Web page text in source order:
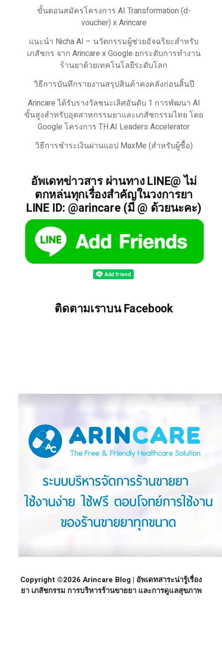
ขั้นตอนสมัครโครงการ AI Transformation (d-
voucher) x Arincare
แนะนำ Nicha AI – นวัตกรรมผู้ช่วยอัจฉริยะสำหรับ
เภสัชกร จาก Arincare x Google ยกระดับการทำงาน
ร้านยาด้วยเทคโนโลยีระดับโลก
วิธีการบันทึกรายงานสรุปสินค้าคงคลังก่อนสิ้นปี
Arincare ได้รับรางวัลชนะเลิศอันดับ 1 การพัฒนา AI
ขั้นสูงสำหรับอุตสาหกรรมยาและเภสัชกรรมไทย โดย
Google โครงการ TH.AI Leaders Accelerator
วิธีการชำระเงินผ่านแอป MaxMe (สำหรับผู้ซื้อ)
อัพเดทข่าวสาร ผ่านทาง LINE@ ไม่
ตกหล่นทุกเรื่องสำคัญในวงการยา
LINE ID: @arincare (มี @ ด้วยนะคะ)
ติดตามเราบน Facebook
Copyright ©2026 Arincare Blog | อัพเดทสาระน่ารู้เรื่อง
ยา เภสัชกรรม การบริหารร้านขายยา และการดูแลสุขภาพ